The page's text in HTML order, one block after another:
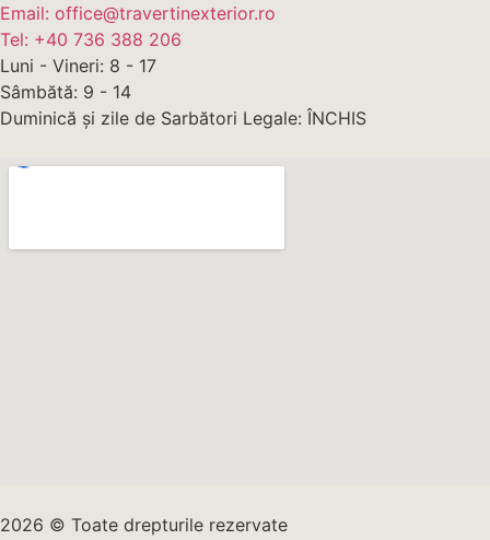
Email: office@travertinexterior.ro
Tel: +40 736 388 206
Luni - Vineri: 8 - 17
Sâmbătă: 9 - 14
Duminică și zile de Sarbători Legale: ÎNCHIS
2026 © Toate drepturile rezervate